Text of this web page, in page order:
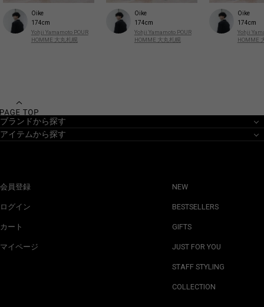
Oike
174cm
Yohji Yamamoto POUR
HOMME 大丸札幌
Oike
174cm
Yohji Yamamoto POUR
HOMME 大丸札幌
Oike
174cm
Yohji
HOMME
ブランドから探す
アイテムから探す
会員登録
ログイン
カート
マイページ
NEW
BESTSELLERS
GIFTS
JUST FOR YOU
STAFF STYLING
COLLECTION